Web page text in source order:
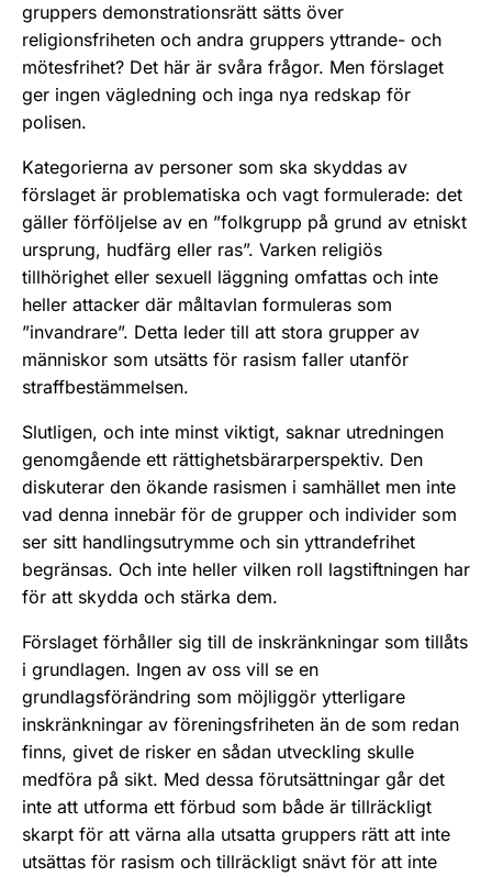
gruppers demonstrationsrätt sätts över
religionsfriheten och andra gruppers yttrande- och
mötesfrihet? Det här är svåra frågor. Men förslaget
ger ingen vägledning och inga nya redskap för
polisen.
Kategorierna av personer som ska skyddas av
förslaget är problematiska och vagt formulerade: det
gäller förföljelse av en ”folkgrupp på grund av etniskt
ursprung, hudfärg eller ras”. Varken religiös
tillhörighet eller sexuell läggning omfattas och inte
heller attacker där måltavlan formuleras som
”invandrare”. Detta leder till att stora grupper av
människor som utsätts för rasism faller utanför
straffbestämmelsen.
Slutligen, och inte minst viktigt, saknar utredningen
genomgående ett rättighetsbärarperspektiv. Den
diskuterar den ökande rasismen i samhället men inte
vad denna innebär för de grupper och individer som
ser sitt handlingsutrymme och sin yttrandefrihet
begränsas. Och inte heller vilken roll lagstiftningen har
för att skydda och stärka dem.
Förslaget förhåller sig till de inskränkningar som tillåts
i grundlagen. Ingen av oss vill se en
grundlagsförändring som möjliggör ytterligare
inskränkningar av föreningsfriheten än de som redan
finns, givet de risker en sådan utveckling skulle
medföra på sikt. Med dessa förutsättningar går det
inte att utforma ett förbud som både är tillräckligt
skarpt för att värna alla utsatta gruppers rätt att inte
utsättas för rasism och tillräckligt snävt för att inte